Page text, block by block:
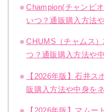
Champion(チャンピ
いつ？通販購入方法
CHUMS（チャムス
つ？通販購入方法や
【2026年版】石井ス
販購入方法や中身を
【2026年版】マム